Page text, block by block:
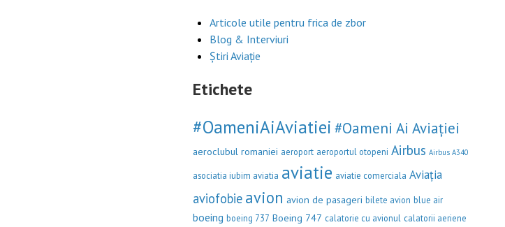
Articole utile pentru frica de zbor
Blog & Interviuri
Știri Aviație
Etichete
#OameniAiAviatiei #Oameni Ai Aviației
aeroclubul romaniei aeroport aeroportul otopeni Airbus Airbus A340
asociatia iubim aviatia aviatie aviatie comerciala Aviația
aviofobie avion avion de pasageri bilete avion blue air
boeing boeing 737 Boeing 747 calatorie cu avionul calatorii aeriene